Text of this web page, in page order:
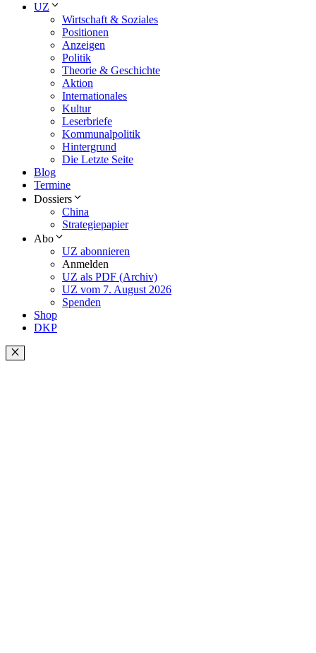
UZ
Wirtschaft & Soziales
Positionen
Anzeigen
Politik
Theorie & Geschichte
Aktion
Internationales
Kultur
Leserbriefe
Kommunalpolitik
Hintergrund
Die Letzte Seite
Blog
Termine
Dossiers
China
Strategiepapier
Abo
UZ abonnieren
Anmelden
UZ als PDF (Archiv)
UZ vom 7. August 2026
Spenden
Shop
DKP
Schließen